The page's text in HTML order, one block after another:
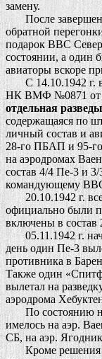
замену.
После
обратной
подарок ВВС
состоянии, а один
авиаторы вскоре
С 14.10.1942 г. в
НК ВМФ №0871 от
отдельная
содержащаяся по
личный состав и
28-го ПБАП и 95-
на аэродромах
состав 4/4 Пе-3 и
командующему
20.10.1942 г. все
официально были
включены в
05.11.1942 г.
день один Пе-3
противника в
Также один
вылетал на
аэродрома
По состоянию на
имелось на аэр.
СБ, на аэр.
Кроме решения